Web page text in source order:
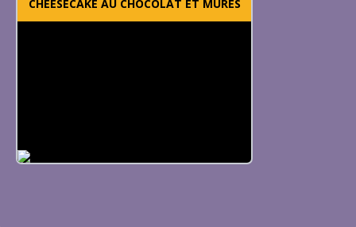
CHEESECAKE AU CHOCOLAT ET MÛRES